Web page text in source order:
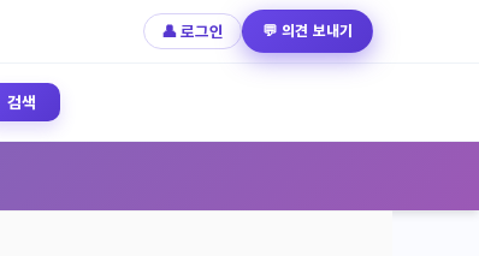
👤 로그인 💬 의견 보내기
검색